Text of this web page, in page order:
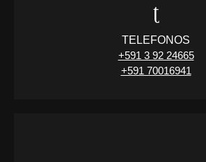
TELEFONOS
+591 3 92 24665
+591 70016941